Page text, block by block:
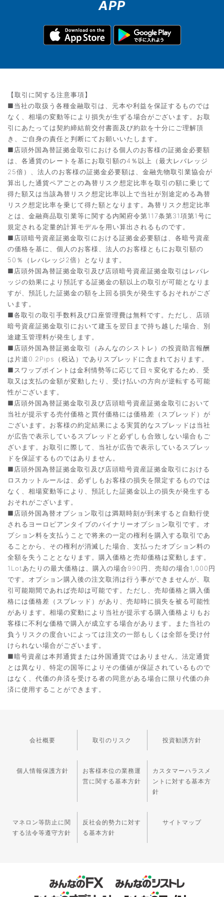
APP
【取引に関する注意事項】
■当社の取扱う各種金融取引は、元本や利益を保証するものでは
なく、相場の変動等により損失が生ずる場合がございます。お取
引にあたっては契約締結前交付書面及び約款を十分にご理解頂
き、ご自身の責任と判断にてお願いいたします。
■店頭外国為替証拠金取引における個人のお客様の証拠金必要額
は、各通貨のレートを基にお取引額の4％以上（最大レバレッジ
25倍）、法人のお客様の証拠金必要額は、金融先物取引業協会が
算出した通貨ペアごとの為替リスク想定比率を取引の額に乗じて
得た額又は当該為替リスク想定比率以上で当社が別途定める為替
リスク想定比率を乗じて得た額となります。為替リスク想定比率
とは、金融商品取引業等に関する内閣府令第117条第31項第1号に
規定される定量的計算モデルを用い算出されるものです。
■店頭暗号資産証拠金取引における証拠金必要額は、各暗号資産
の価格を基に、個人のお客様、法人のお客様ともにお取引額の
50％（レバレッジ2倍）となります。
■店頭外国為替証拠金取引及び店頭暗号資産証拠金取引はレバレ
ッジの効果により預託する証拠金の額以上の取引が可能となりま
すが、預託した証拠金の額を上回る損失が発生するおそれがござ
います。
■各取引の取引手数料及び口座管理費は無料です。ただし、店頭
暗号資産証拠金取引において建玉を翌日まで持ち越した場合、別
途建玉管理料が発生します。
■店頭外国為替証拠金取引（みんなのシストレ）の投資助言報酬
は片道0.2Pips（税込）でありスプレッドに含まれております。
■スワップポイントは金利情勢等に応じて日々変化するため、受
取又は支払の金額が変動したり、受け払いの方向が逆転する可能
性がございます。
■店頭外国為替証拠金取引及び店頭暗号資産証拠金取引において
当社が提示する売付価格と買付価格には価格差（スプレッド）が
ございます。お客様の約定結果による実質的なスプレッドは当社
が広告で表示しているスプレッドと必ずしも合致しない場合もご
ざいます。お取引に際して、当社が広告で表示しているスプレッ
ドを保証するものではありません。
■店頭外国為替証拠金取引及び店頭暗号資産証拠金取引における
ロスカットルールは、必ずしもお客様の損失を限定するものでは
なく、相場変動等により、預託した証拠金以上の損失が発生する
おそれがございます。
■店頭外国為替オプション取引は満期時刻が到来すると自動行使
されるヨーロピアンタイプのバイナリーオプション取引です。オ
プション料を支払うことで将来の一定の権利を購入する取引であ
ることから、その権利が消滅した場合、支払ったオプション料の
全額を失うこととなります。購入価格と売却価格は変動します。
1Lotあたりの最大価格は、購入の場合990円、売却の場合1,000円
です。オプション購入後の注文取消は行う事ができませんが、取
引可能期間であれば売却は可能です。ただし、売却価格と購入価
格には価格差（スプレッド）があり、売却時に損失を被る可能性
があります。相場の変動により当社が提示する購入価格よりもお
客様に不利な価格で購入が成立する場合があります。また当社の
負うリスクの度合いによっては注文の一部もしくは全部を受け付
けられない場合がございます。
■暗号資産は本邦通貨または外国通貨ではありません。法定通貨
とは異なり、特定の国等によりその価値が保証されているもので
はなく、代価の弁済を受ける者の同意がある場合に限り代価の弁
済に使用することができます。
会社概要 取引のリスク 投資勧誘方針
個人情報保護方針
お客様本位の業務運
営に関する基本方針
カスタマーハラスメ
ントに対する基本方
針
マネロン等防止に関
する法令等遵守方針
反社会的勢力に対す
る基本方針
サイトマップ